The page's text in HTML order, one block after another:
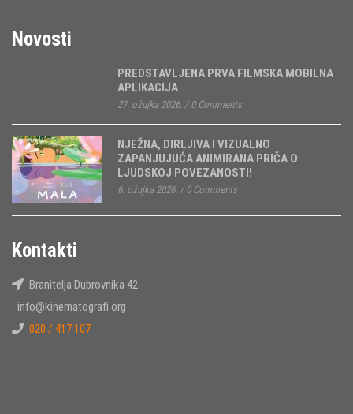
Novosti
PREDSTAVLJENA PRVA FILMSKA MOBILNA
APLIKACIJA
27. ožujka 2026. / 0 Comments
NJEŽNA, DIRLJIVA I VIZUALNO
ZAPANJUJUĆA ANIMIRANA PRIČA O
LJUDSKOJ POVEZANOSTI!
6. ožujka 2026. / 0 Comments
Kontakti
Branitelja Dubrovnika 42
info@kinematografi.org
020 / 417 107